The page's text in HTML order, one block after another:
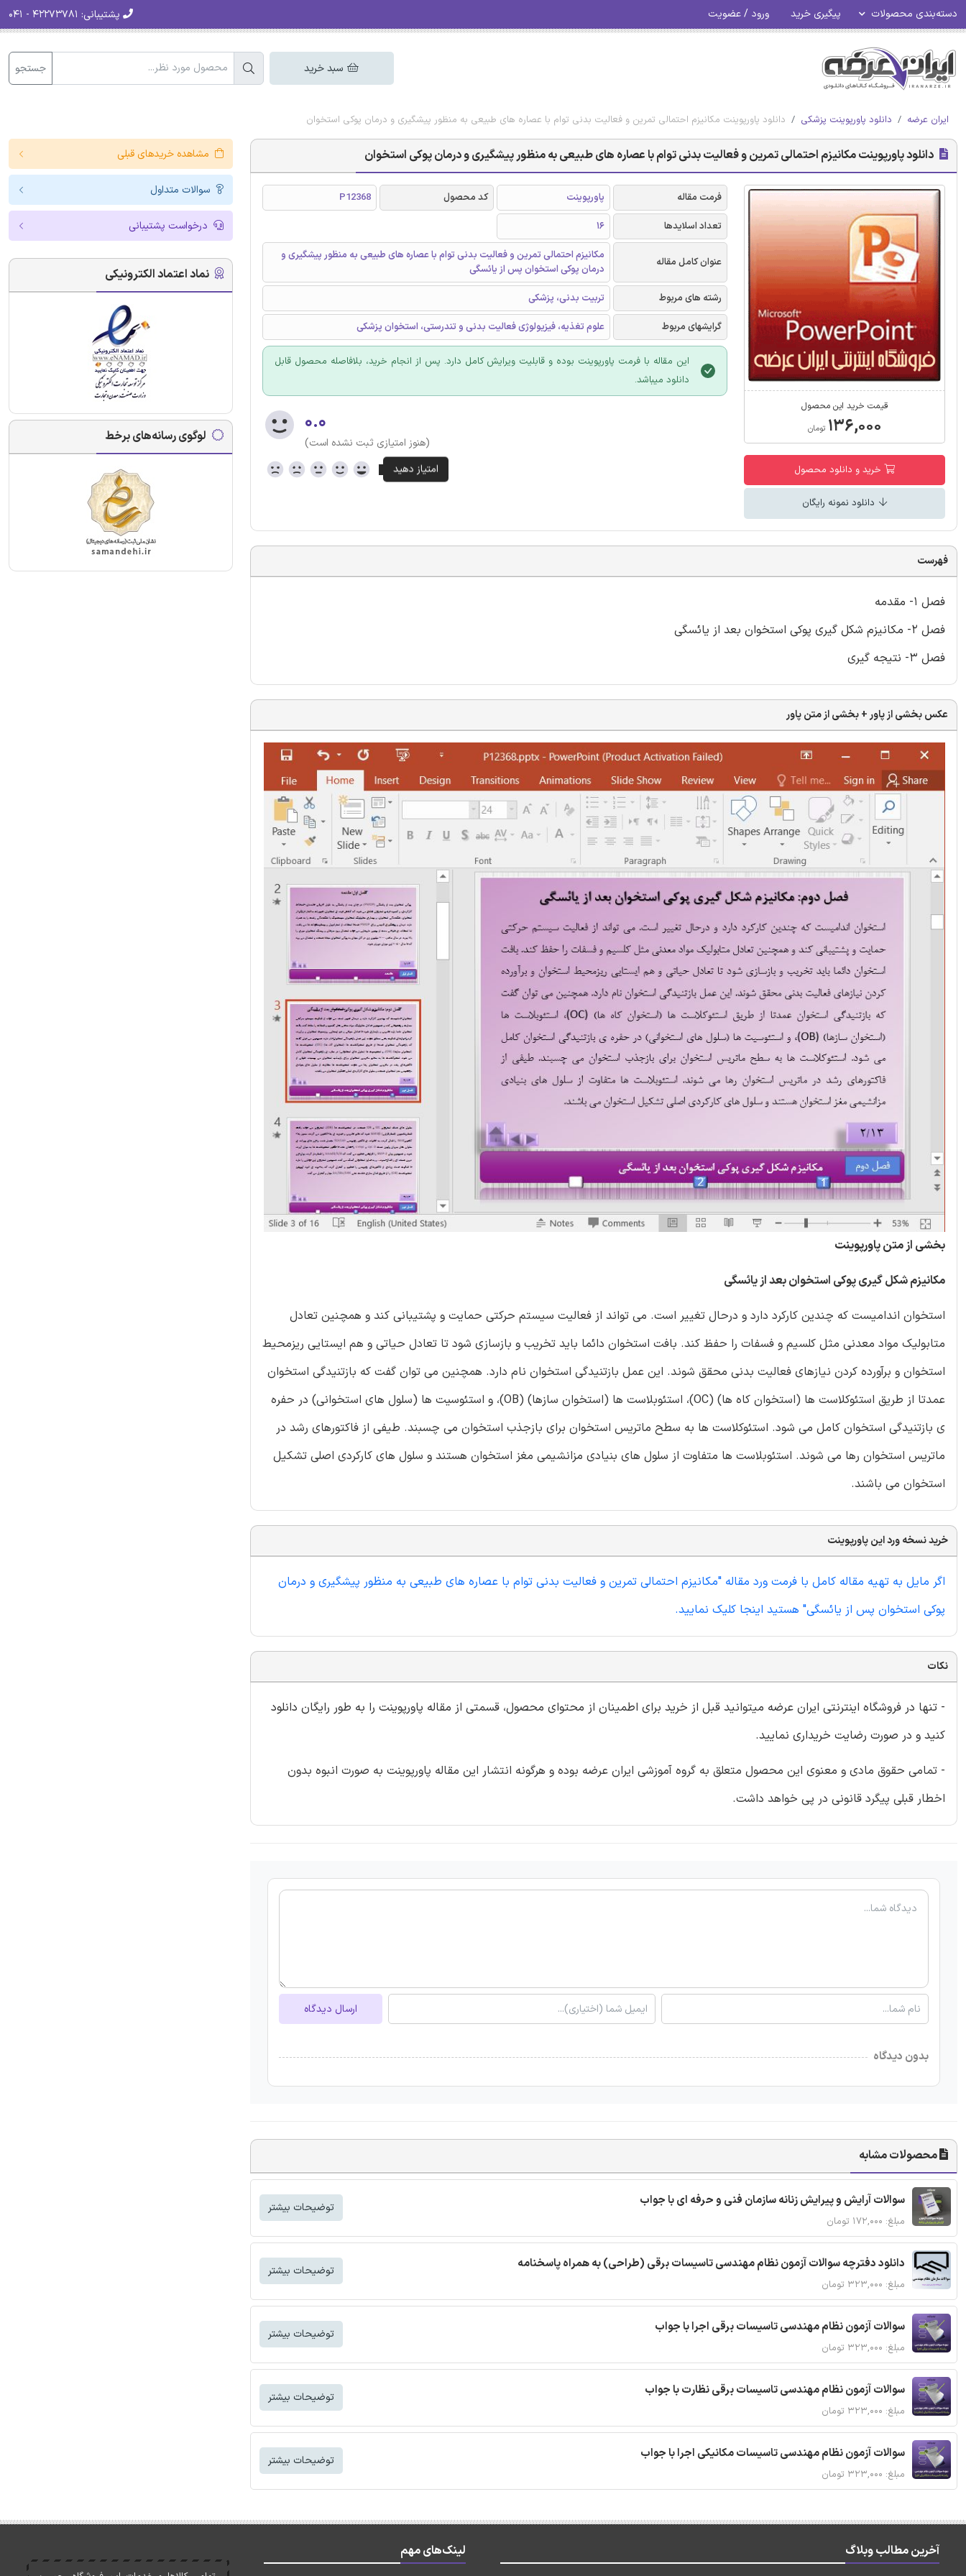
دسته‌بندی محصولات پیگیری خرید ورود / عضویت پشتیبانی:
سبد خرید جستجو
ایران عرضه دانلود پاورپوینت پزشکی دانلود پاورپوینت مکانیزم احتمالی تمرین و فعالیت بدنی توام با عصاره های طبیعی به منظور پیشگیری و درمان پوکی استخوان
دانلود پاورپوینت مکانیزم احتمالی تمرین و فعالیت بدنی توام با عصاره های طبیعی به منظور پیشگیری و درمان پوکی استخوان
قیمت خرید این محصول
۱۳۶,۰۰۰ تومان
خرید و دانلود محصول
دانلود نمونه رایگان
فرمت مقاله پاورپوینت کد محصول
P12368
تعداد اسلایدها
16
عنوان کامل مقاله
مکانیزم احتمالی تمرین و فعالیت بدنی توام با عصاره های طبیعی به منظور پیشگیری و
درمان پوکی استخوان پس از یائسگی
رشته های مربوط
تربیت بدنی، پزشکی
گرایشهای مربوط
علوم تغذیه، فیزیولوژی فعالیت بدنی و تندرستی، استخوان پزشکی
این مقاله با فرمت پاورپوینت بوده و قابلیت ویرایش کامل دارد. پس از انجام خرید، بلافاصله محصول قابل
دانلود میباشد.
۰.۰
(هنوز امتیازی ثبت نشده است)
فهرست
فصل 1- مقدمه
فصل 2- مکانیزم شکل گیری پوکی استخوان بعد از یائسگی
فصل 3- نتیجه گیری
عکس بخشی از پاور + بخشی از متن پاور
بخشی از متن پاورپوینت
مکانیزم شکل گیری پوکی استخوان بعد از یائسگی
استخوان اندامیست که چندین کارکرد دارد و درحال تغییر است. می تواند از فعالیت سیستم حرکتی حمایت و پشتیبانی کند و همچنین تعادل
متابولیک مواد معدنی مثل کلسیم و فسفات را حفظ کند. بافت استخوان دائما باید تخریب و بازسازی شود تا تعادل حیاتی و هم ایستایی ریزمحیط
استخوان و برآورده کردن نیازهای فعالیت بدنی محقق شوند. این عمل بازتنیدگی استخوان نام دارد. همچنین می توان گفت که بازتنیدگی استخوان
عمدتا از طریق استئوکلاست ها (استخوان کاه ها) (OC)، استئوبلاست ها (استخوان سازها) (OB)، و استئوسیت ها (سلول های استخوانی) در حفره
ی بازتنیدگی استخوان کامل می شود. استئوکلاست ها به سطح ماتریس استخوان برای بازجذب استخوان می چسبند. طیفی از فاکتورهای رشد در
ماتریس استخوان رها می شوند. استئوبلاست ها متفاوت از سلول های بنیادی مزانشیمی مغز استخوان هستند و سلول های کارکردی اصلی تشکیل
استخوان می باشند.
خرید نسخه ورد این پاورپوینت
اگر مایل به تهیه مقاله کامل با فرمت ورد مقاله "مکانیزم احتمالی تمرین و فعالیت بدنی توام با عصاره های طبیعی به منظور پیشگیری و درمان
پوکی استخوان پس از یائسگی" هستید اینجا کلیک نمایید.
نکات
- تنها در فروشگاه اینترنتی ایران عرضه میتوانید قبل از خرید برای اطمینان از محتوای محصول، قسمتی از مقاله پاورپوینت را به طور رایگان دانلود
کنید و در صورت رضایت خریداری نمایید.
- تمامی حقوق مادی و معنوی این محصول متعلق به گروه آموزشی ایران عرضه بوده و هرگونه انتشار این مقاله پاورپوینت به صورت انبوه بدون
اخطار قبلی پیگرد قانونی در پی خواهد داشت.
ارسال دیدگاه
بدون دیدگاه
محصولات مشابه
سوالات آرایش و پیرایش زنانه سازمان فنی و حرفه ای با جواب
مبلغ: ۱۷۲,۰۰۰ تومان
توضیحات بیشتر
دانلود دفترچه سوالات آزمون نظام مهندسی تاسیسات برقی (طراحی) به همراه پاسخنامه
مبلغ: ۳۲۳,۰۰۰ تومان
توضیحات بیشتر
سوالات آزمون نظام مهندسی تاسیسات برقی اجرا با جواب
مبلغ: ۳۲۳,۰۰۰ تومان
توضیحات بیشتر
سوالات آزمون نظام مهندسی تاسیسات برقی نظارت با جواب
مبلغ: ۳۲۳,۰۰۰ تومان
توضیحات بیشتر
سوالات آزمون نظام مهندسی تاسیسات مکانیکی اجرا با جواب
مبلغ: ۳۲۳,۰۰۰ تومان
توضیحات بیشتر
مشاهده خریدهای قبلی
سوالات متداول
درخواست پشتیبانی
نماد اعتماد الکترونیکی
لوگوی رسانه‌های برخط
آخرین مطالب وبلاگ لینک‌های مهم